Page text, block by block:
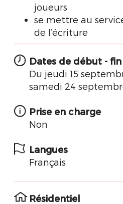
joueurs
se mettre au
de l’écriture
Dates de début - fin
Du jeudi 15
samedi 24
Prise en charge
Non
Langues
Français
Résidentiel